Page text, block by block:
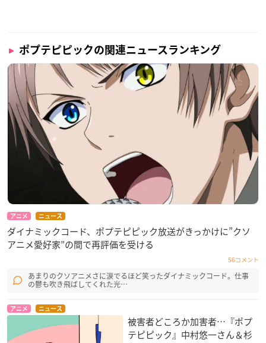
ポプテピピックの関連ニュースランキング
アニメ ニュース
ダイナミックコード、ポプテピピック放送がきっかけに”クソ
アニメ愛好家”の間で再評価を受ける
56コメント
あまりのクソアニメさに涙でるほど笑ったダイナミックコード。仕事
の鬱も吹き飛ばしてくれた光…
アニメ ニュース
被害者どころか加害者…『ポプ
テピピック』中村悠一さん＆杉